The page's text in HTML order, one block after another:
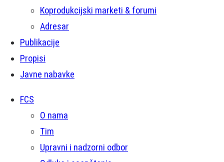
Koprodukcijski marketi & forumi
Adresar
Publikacije
Propisi
Javne nabavke
FCS
O nama
Tim
Upravni i nadzorni odbor